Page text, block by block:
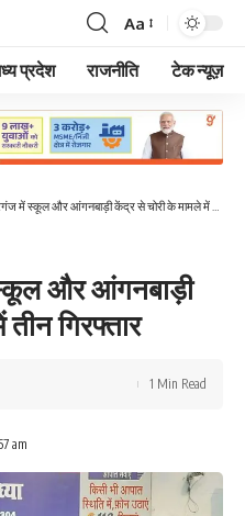
Font
Resizer
Aa
प्रदेश राजनीति टेक न्यूज़
में स्कूल और आंगनबाड़ी केंद्र से चोरी के मामले में तीन गिरफ्तार
और आंगनबाड़ी
गिरफ्तार
am
1 Min Read